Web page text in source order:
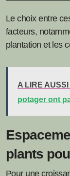
Le choix entre
facteurs,
plantation et les
A LIRE AUSSI
potager ont
plants
Pour une